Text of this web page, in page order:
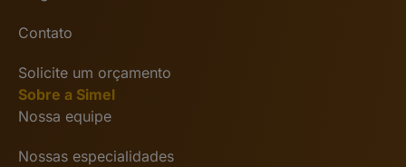
Contato
Solicite um orçamento
Sobre a Simel
Nossa equipe
Nossas especialidades